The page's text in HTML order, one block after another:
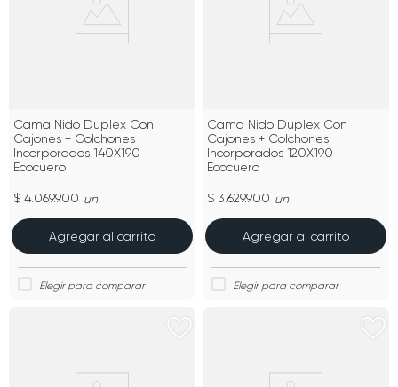
Cama Nido Duplex Con
Cajones + Colchones
Incorporados 140X190
Ecocuero
$ 4.069.900 un
Agregar al carrito
Cama Nido Duplex Con
Cajones + Colchones
Incorporados 120X190
Ecocuero
$ 3.629.900 un
Agregar al carrito